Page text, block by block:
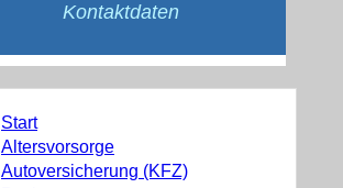
Kontaktdaten
Start
Altersvorsorge
Autoversicherung (KFZ)